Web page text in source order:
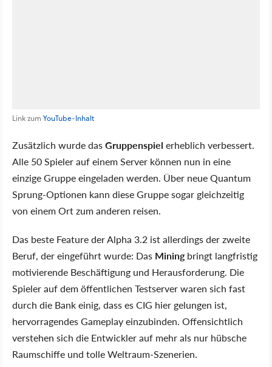
Link zum YouTube-Inhalt
Zusätzlich wurde dasGruppenspiel erheblich verbessert.
Alle 50 Spieler auf einem Server können nun in eine
einzige Gruppe eingeladen werden. Über neue Quantum
Sprung-Optionen kann diese Gruppe sogar gleichzeitig
von einem Ort zum anderen reisen.
Das beste Feature der Alpha 3.2 ist allerdings der zweite
Beruf, der eingeführt wurde: Das Miningbringt langfristig
motivierende Beschäftigung und Herausforderung. Die
Spieler auf dem öffentlichen Testserver waren sich fast
durch die Bank einig, dass es CIG hier gelungen ist,
hervorragendes Gameplay einzubinden. Offensichtlich
verstehen sich die Entwickler auf mehr als nur hübsche
Raumschiffe und tolle Weltraum-Szenerien.